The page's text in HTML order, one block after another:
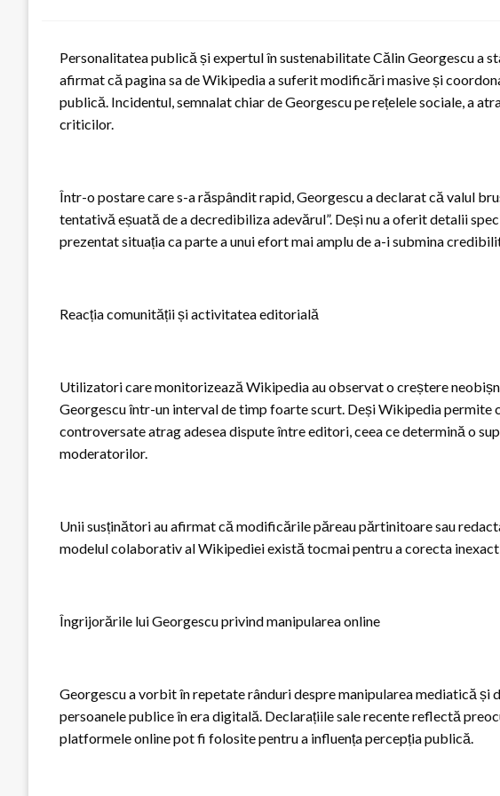
Personalitatea publică și expertul în sustenabilitate Călin Georgescu a
afirmat că pagina sa de Wikipedia a suferit modificări masive și
publică. Incidentul, semnalat chiar de Georgescu pe rețelele sociale, a
criticilor.
Într-o postare care s-a răspândit rapid, Georgescu a declarat că valul
tentativă eșuată de a decredibiliza adevărul”. Deși nu a oferit detalii
prezentat situația ca parte a unui efort mai amplu de a-i submina
Reacția comunității și activitatea editorială
Utilizatori care monitorizează Wikipedia au observat o creștere
Georgescu într-un interval de timp foarte scurt. Deși Wikipedia permite
controversate atrag adesea dispute între editori, ceea ce determină o
moderatorilor.
Unii susținători au afirmat că modificările păreau părtinitoare sau
modelul colaborativ al Wikipediei există tocmai pentru a corecta
Îngrijorările lui Georgescu privind manipularea online
Georgescu a vorbit în repetate rânduri despre manipularea mediatică și
persoanele publice în era digitală. Declarațiile sale recente reflectă
platformele online pot fi folosite pentru a influența percepția publică.